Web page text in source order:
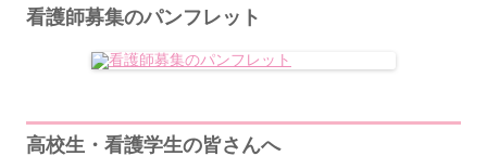
シ
ョ
看護師募集のパンフレット
高校生・看護学生の皆さんへ